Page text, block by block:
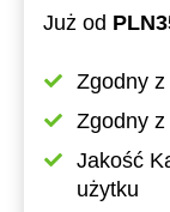
Już od
Zgodny
Zgodny
Jakość
użytku